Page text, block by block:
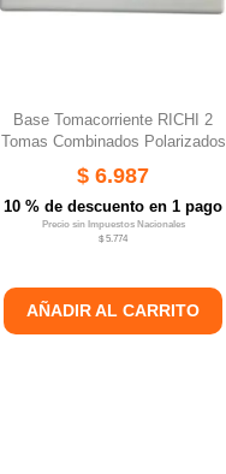
Base Tomacorriente RICHI 2
Tomas Combinados Polarizados
$ 6.987
10 % de descuento en 1 pago
Precio sin Impuestos Nacionales
$ 5.774
AÑADIR AL CARRITO